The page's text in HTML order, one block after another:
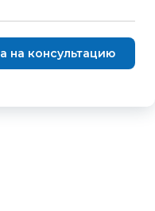
на консультацию